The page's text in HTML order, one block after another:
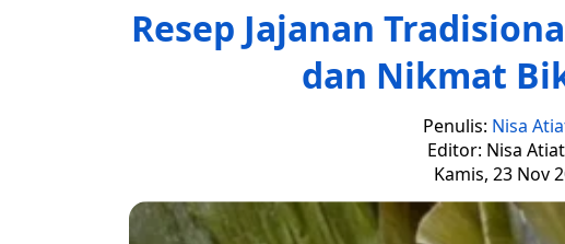
Resep Jajanan
dan Nikmat
Penulis: Nisa
Editor: Nisa
Kamis, 23 Nov